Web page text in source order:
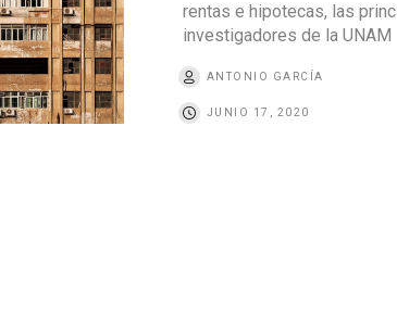
rentas e hipotecas, las
investigadores de la UNAM
ANTONIO GARCÍA
JUNIO 17, 2020